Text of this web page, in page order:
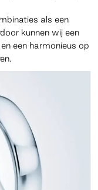
als een
kunnen wij een
een harmonieus op